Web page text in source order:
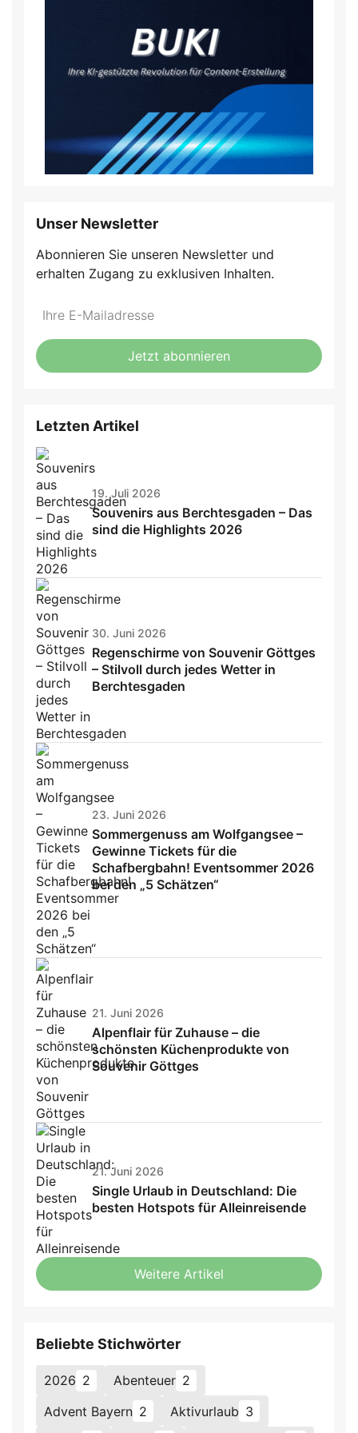
Unser Newsletter
Abonnieren Sie unseren Newsletter und
erhalten Zugang zu exklusiven Inhalten.
Do
fill
this
*Ihre
Mailadresse:
Jetzt abonnieren
Letzten Artikel
19. Juli 2026
Souvenirs aus Berchtesgaden – Das
sind die Highlights 2026
30. Juni 2026
Regenschirme von Souvenir Göttges
– Stilvoll durch jedes Wetter in
Berchtesgaden
23. Juni 2026
Sommergenuss am Wolfgangsee –
Gewinne Tickets für die
Schafbergbahn! Eventsommer 2026
bei den „5 Schätzen“
21. Juni 2026
Alpenflair für Zuhause – die
schönsten Küchenprodukte von
Souvenir Göttges
21. Juni 2026
Single Urlaub in Deutschland: Die
besten Hotspots für Alleinreisende
Weitere Artikel
Beliebte Stichwörter
2026 2 Abenteuer 2
Advent Bayern 2 Aktivurlaub 3